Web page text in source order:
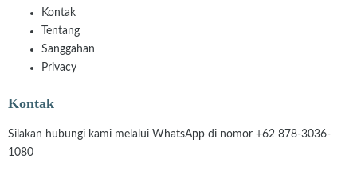
Kontak
Tentang
Sanggahan
Privacy
Kontak
Silakan hubungi kami melalui WhatsApp di nomor +62 878-3036-
1080